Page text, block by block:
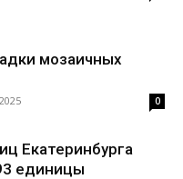
мозаичных
0
Екатеринбурга
единицы